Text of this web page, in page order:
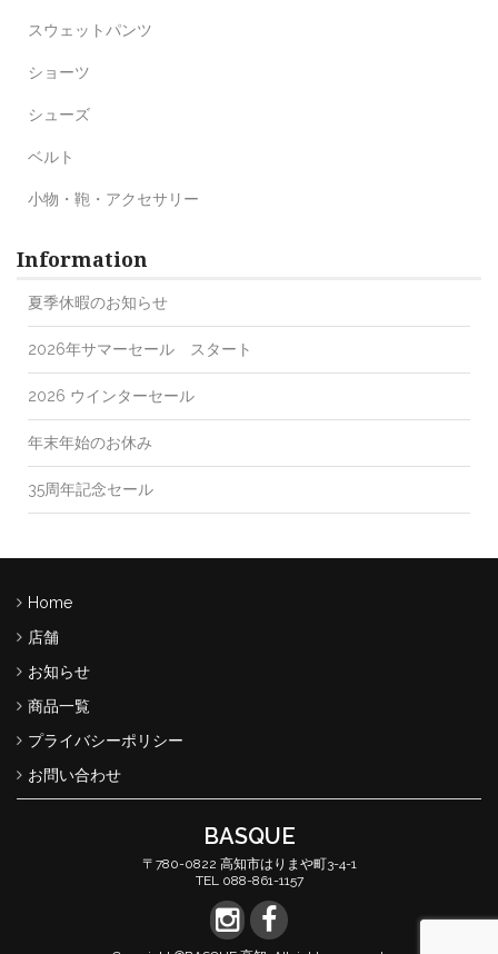
スウェットパンツ
ショーツ
シューズ
ベルト
小物・鞄・アクセサリー
Information
夏季休暇のお知らせ
2026年サマーセール スタート
2026 ウインターセール
年末年始のお休み
35周年記念セール
Home
店舗
お知らせ
商品一覧
プライバシーポリシー
お問い合わせ
BASQUE
〒780-0822 高知市はりまや町3-4-1
TEL 088-861-1157